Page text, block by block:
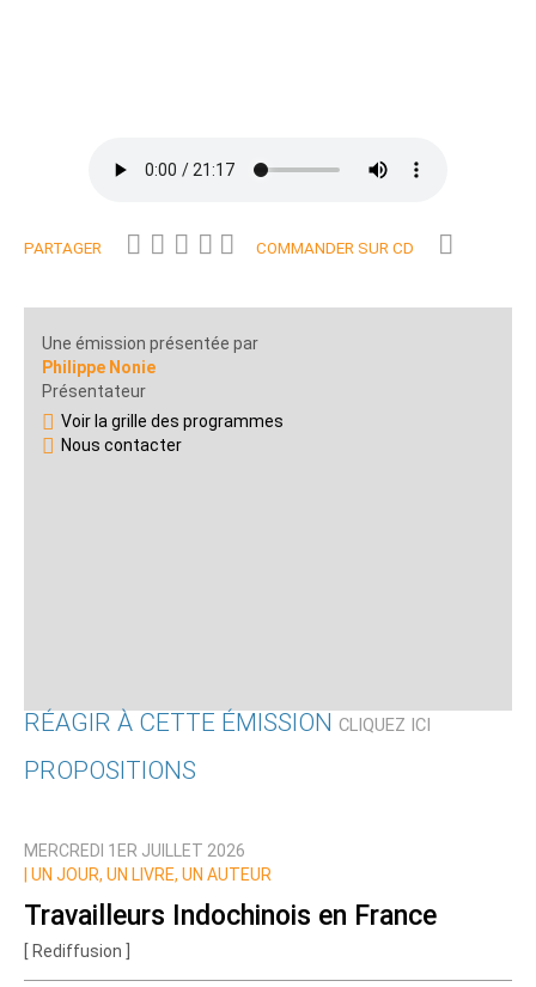
PARTAGER COMMANDER SUR CD
Une émission présentée par
Philippe Nonie
Présentateur
Voir la grille des programmes
Nous contacter
RÉAGIR À CETTE ÉMISSION CLIQUEZ ICI
Nom
Courriel (non publié)
PROPOSITIONS
MERCREDI 1ER JUILLET 2026
UN JOUR, UN LIVRE, UN AUTEUR
Travailleurs Indochinois en France
[ Rediffusion ]